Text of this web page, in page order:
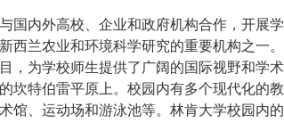
国内外高校、企业和政府机构合作，开展
西兰农业和环境科学研究的重要机构之一。
，为学校师生提供了广阔的国际视野和学
坎特伯雷平原上。校园内有多个现代化的
馆、运动场和游泳池等。林肯大学校园内